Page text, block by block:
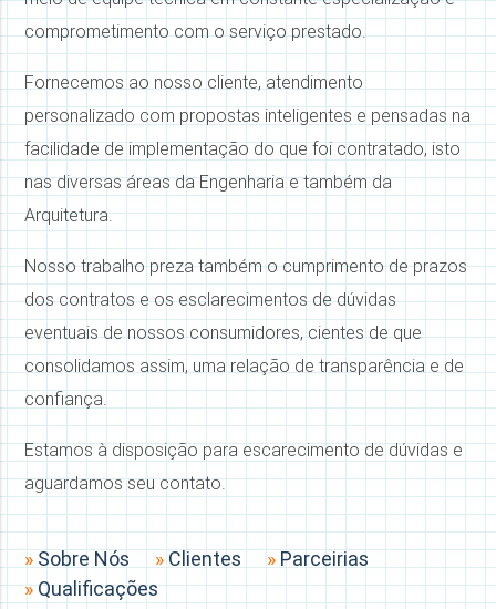
comprometimento com o serviço prestado.
Fornecemos ao nosso cliente, atendimento
personalizado com propostas inteligentes e pensadas na
facilidade de implementação do que foi contratado, isto
nas diversas áreas da Engenharia e também da
Arquitetura.
Nosso trabalho preza também o cumprimento de prazos
dos contratos e os esclarecimentos de dúvidas
eventuais de nossos consumidores, cientes de que
consolidamos assim, uma relação de transparência e de
confiança.
Estamos à disposição para escarecimento de dúvidas e
aguardamos seu contato.
»Sobre Nós »Clientes »Parceirias
»Qualificações